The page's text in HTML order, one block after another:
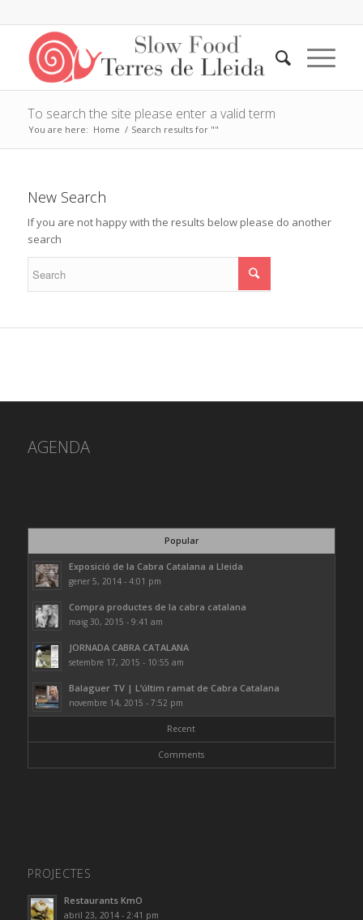
To search the site please enter a valid term
You are here: Home / Search results for ""
New Search
If you are not happy with the results below please do another
search
AGENDA
Popular
Exposició de la Cabra Catalana a Lleida
gener 5, 2014 - 4:01 pm
Compra productes de la cabra catalana
maig 30, 2015 - 9:41 am
JORNADA CABRA CATALANA
setembre 17, 2015 - 10:55 am
Balaguer TV | L’últim ramat de Cabra Catalana
novembre 14, 2015 - 7:52 pm
Recent
Comments
PROJECTES
Restaurants KmO
abril 23, 2014 - 2:41 pm